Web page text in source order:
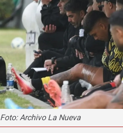
Foto: Archivo La Nueva